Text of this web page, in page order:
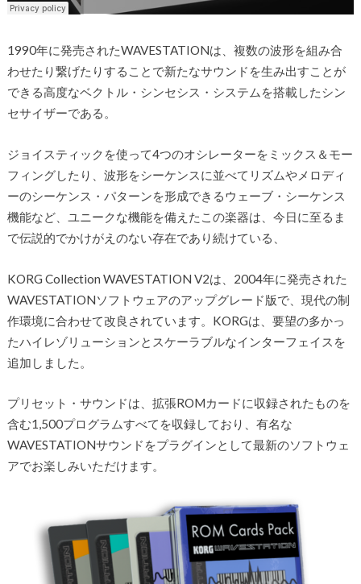
1990年に発売されたWAVESTATIONは、複数の波形を組み合
わせたり繋げたりすることで新たなサウンドを生み出すことが
できる高度なベクトル・シンセシス・システムを搭載したシン
セサイザーである。
ジョイスティックを使って4つのオシレーターをミックス＆モー
フィングしたり、波形をシーケンスに並べてリズムやメロディ
ーのシーケンス・パターンを形成できるウェーブ・シーケンス
機能など、ユニークな機能を備えたこの楽器は、今日に至るま
で伝説的でかけがえのない存在であり続けている、
KORG Collection WAVESTATION V2は、2004年に発売された
WAVESTATIONソフトウェアのアップグレード版で、現代の制
作環境に合わせて改良されています。KORGは、要望の多かっ
たハイレゾリューションとスケーラブルなインターフェイスを
追加しました。
プリセット・サウンドは、拡張ROMカードに収録されたものを
含む1,500プログラムすべてを収録しており、有名な
WAVESTATIONサウンドをプラグインとして最新のソフトウェ
アでお楽しみいただけます。